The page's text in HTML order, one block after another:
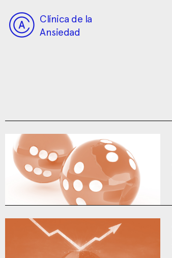
Clínica de la
Ansiedad